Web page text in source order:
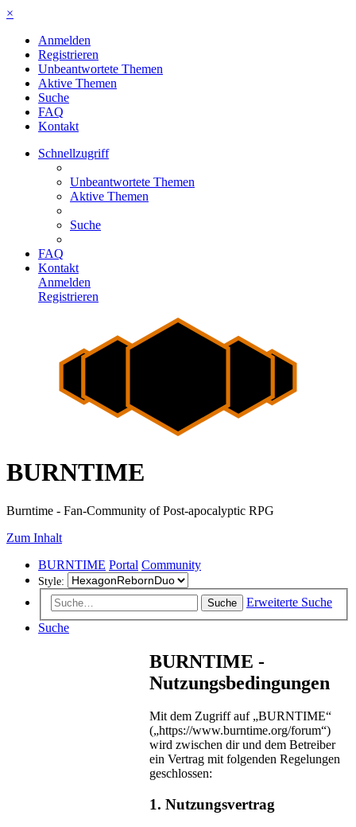
×
Anmelden
Registrieren
Unbeantwortete Themen
Aktive Themen
Suche
FAQ
Kontakt
Schnellzugriff
Unbeantwortete Themen
Aktive Themen
Suche
FAQ
Kontakt
Anmelden
Registrieren
BURNTIME
Burntime - Fan-Community of Post-apocalyptic RPG
Zum Inhalt
BURNTIME Portal Community
Style:
Suche
Erweiterte Suche
Suche
BURNTIME -
Nutzungsbedingungen
Mit dem Zugriff auf „BURNTIME“
(„https://www.burntime.org/forum“)
wird zwischen dir und dem Betreiber
ein Vertrag mit folgenden Regelungen
geschlossen:
1. Nutzungsvertrag